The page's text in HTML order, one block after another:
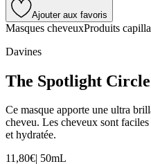
Ajouter aux favoris
Masques cheveuxProduits
Davines
The Spotlight
Ce masque apporte une ultra
cheveu. Les cheveux sont
et hydratée.
11,80€| 50mL